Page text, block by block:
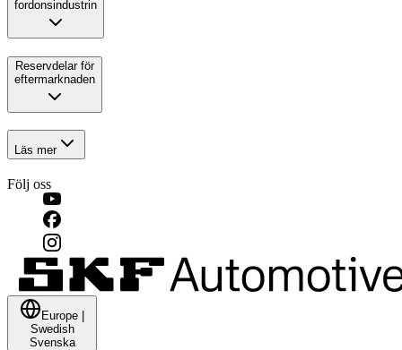
fordonsindustrin
Reservdelar för
eftermarknaden
Läs mer
Följ oss
Europe
Swedish
Svenska